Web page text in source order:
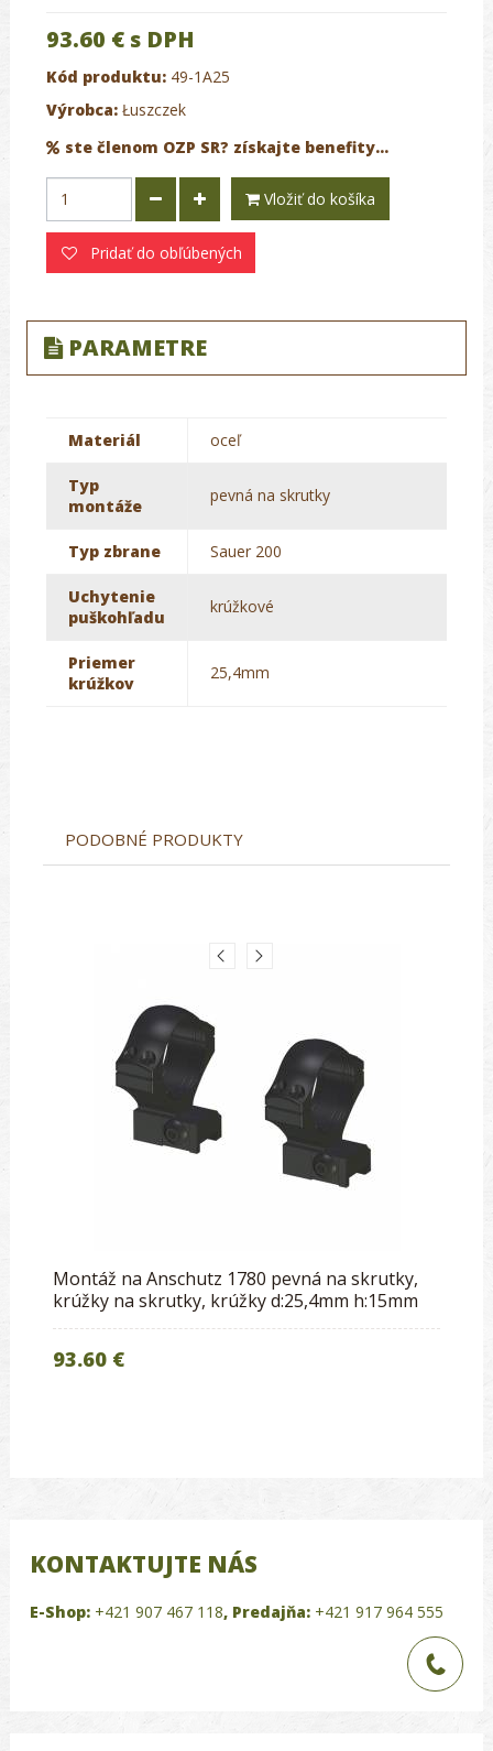
93.60 € s DPH
Kód produktu: 49-1A25
Výrobca: Łuszczek
ste členom OZP SR? získajte benefity...
Vložiť do košíka
Pridať do obľúbených
PARAMETRE
Materiál oceľ
Typ
montáže
pevná na skrutky
Typ zbrane Sauer 200
Uchytenie
puškohľadu
krúžkové
Priemer
krúžkov
25,4mm
PODOBNÉ PRODUKTY
Montáž na Anschutz 1780 pevná na skrutky,
krúžky na skrutky, krúžky d:25,4mm h:15mm
93.60 €
KONTAKTUJTE NÁS
E-Shop: +421 907 467 118, Predajňa: +421 917 964 555